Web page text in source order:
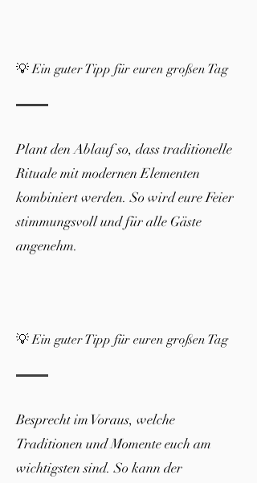
💡 Ein guter Tipp für euren großen Tag
Plant den Ablauf so, dass traditionelle
Rituale mit modernen Elementen
kombiniert werden. So wird eure Feier
stimmungsvoll und für alle Gäste
angenehm.
💡 Ein guter Tipp für euren großen Tag
Besprecht im Voraus, welche
Traditionen und Momente euch am
wichtigsten sind. So kann der